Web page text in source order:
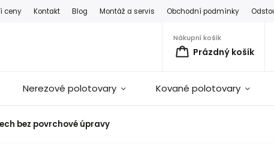
ceny Kontakt Blog Montáž a servis Obchodní podmínky
Nákupní košík
Prázdný košík
Nerezové polotovary Kované polotovary
bez povrchové úpravy